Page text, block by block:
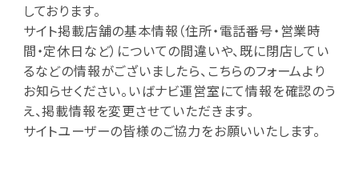
しております。
サイト掲載店舗の基本情報（住所・電話番号・営業時
間・定休日など）についての間違いや、既に閉店してい
るなどの情報がございましたら、こちらのフォームより
お知らせください。いばナビ運営室にて情報を確認のう
え、掲載情報を変更させていただきます。
サイトユーザーの皆様のご協力をお願いいたします。